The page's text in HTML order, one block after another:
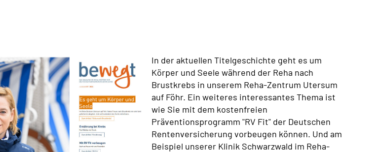
In der aktuellen Titelgeschichte geht es um
Körper und Seele während der Reha nach
Brustkrebs in unserem Reha-Zentrum Utersum
auf Föhr. Ein weiteres interessantes Thema ist
wie Sie mit dem kostenfreien
Präventionsprogramm "RV Fit" der Deutschen
Rentenversicherung vorbeugen können. Und am
Beispiel unserer Klinik Schwarzwald im Reha-